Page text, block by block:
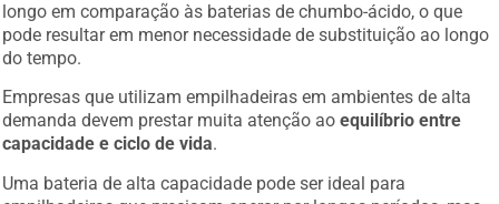
longo em comparação às baterias de chumbo-ácido, o que
pode resultar em menor necessidade de substituição ao longo
do tempo.
Empresas que utilizam empilhadeiras em ambientes de alta
demanda devem prestar muita atenção aoequilíbrio entre
capacidade e ciclo de vida.
Uma bateria de alta capacidade pode ser ideal para